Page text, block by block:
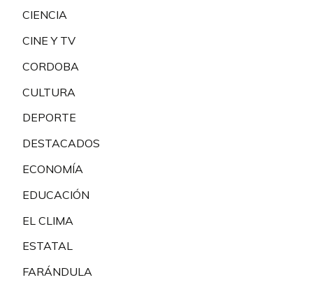
CIENCIA
CINE Y TV
CORDOBA
CULTURA
DEPORTE
DESTACADOS
ECONOMÍA
EDUCACIÓN
EL CLIMA
ESTATAL
FARÁNDULA